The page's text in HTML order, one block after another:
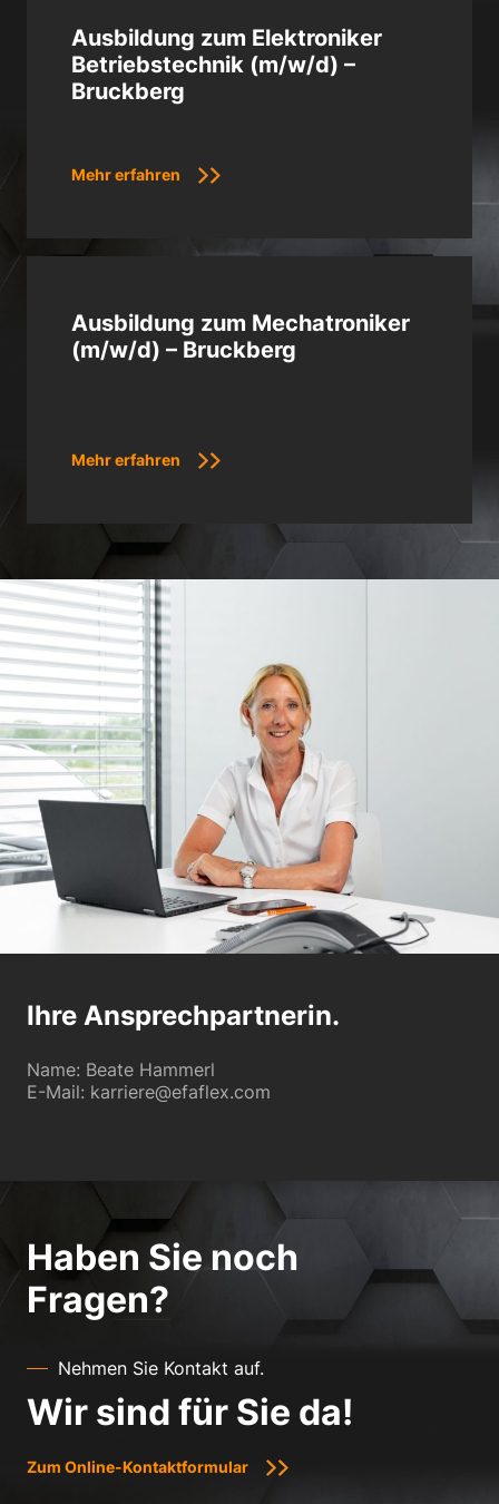
Ausbildung zum Elektroniker
Betriebstechnik (m/w/d) –
Bruckberg
Mehr erfahren
Ausbildung zum Mechatroniker
(m/w/d) – Bruckberg
Mehr erfahren
Ihre Ansprechpartnerin.
Name: Beate Hammerl
E-Mail: karriere@efaflex.com
Haben Sie noch
Fragen?
Nehmen Sie Kontakt auf.
Wir sind für Sie da!
Zum Online-Kontaktformular